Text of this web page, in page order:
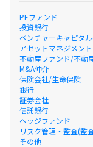
PEファンド
投資銀行
ベンチャーキャピタル
アセットマネジメント
不動産ファンド/不動
M&A仲介
保険会社/生命保険
銀行
証券会社
信託銀行
ヘッジファンド
リスク管理・監査(監
その他